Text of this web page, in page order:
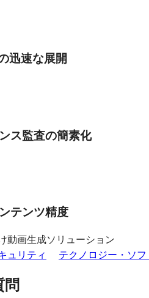
迅速な展開
ス監査の簡素化
テンツ精度
動画生成ソリューション
ュリティ テクノロジー・ソ
問